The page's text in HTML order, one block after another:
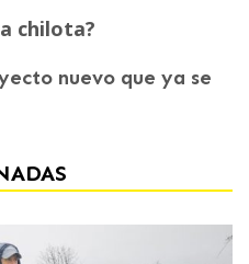
chilota?
nuevo que ya se